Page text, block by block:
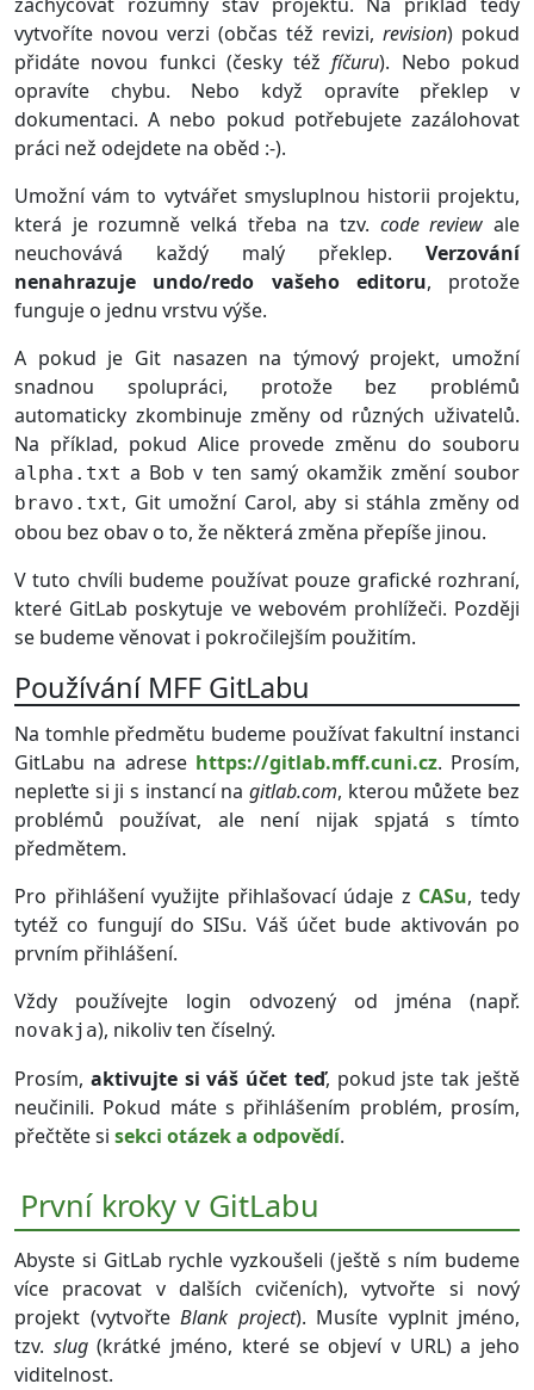
vytvoříte novou verzi (občas též revizi, revision) pokud
přidáte novou funkci (česky téžfíčuru). Nebo pokud
opravíte chybu. Nebo když opravíte překlep v
dokumentaci. A nebo pokud potřebujete zazálohovat
práci než odejdete na oběd :-).
Umožní vám to vytvářet smysluplnou historii projektu,
která je rozumně velká třeba na tzv. code review ale
neuchovává každý malý překlep. Verzování
nenahrazuje undo/redo vašeho editoru, protože
funguje o jednu vrstvu výše.
A pokud je Git nasazen na týmový projekt, umožní
snadnou spolupráci, protože bez problémů
automaticky zkombinuje změny od různých uživatelů.
Na příklad, pokud Alice provede změnu do souboru
alpha.txt a Bob v ten samý okamžik změní soubor
bravo.txt, Git umožní Carol, aby si stáhla změny od
obou bez obav o to, že některá změna přepíše jinou.
V tuto chvíli budeme používat pouze grafické rozhraní,
které GitLab poskytuje ve webovém prohlížeči. Později
se budeme věnovat i pokročilejším použitím.
Používání MFF GitLabu
Na tomhle předmětu budeme používat fakultní instanci
GitLabu na adrese https://gitlab.mff.cuni.cz. Prosím,
nepleťte si ji s instancí na gitlab.com, kterou můžete bez
problémů používat, ale není nijak spjatá s tímto
předmětem.
Pro přihlášení využijte přihlašovací údaje z CASu, tedy
tytéž co fungují do SISu. Váš účet bude aktivován po
prvním přihlášení.
Vždy používejte login odvozený od jména (např.
novakja), nikoliv ten číselný.
Prosím, aktivujte si váš účet teď, pokud jste tak ještě
neučinili. Pokud máte s přihlášením problém, prosím,
přečtěte si sekci otázek a odpovědí.
První kroky v GitLabu
Abyste si GitLab rychle vyzkoušeli (ještě s ním budeme
více pracovat v dalších cvičeních), vytvořte si nový
projekt (vytvořte Blank project). Musíte vyplnit jméno,
tzv. slug(krátké jméno, které se objeví v URL) a jeho
viditelnost.